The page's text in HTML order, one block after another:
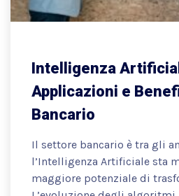
Intelligenza
Applicazioni e
Bancario
Il settore bancario è tra gli
l’Intelligenza Artificiale sta
maggiore potenziale di